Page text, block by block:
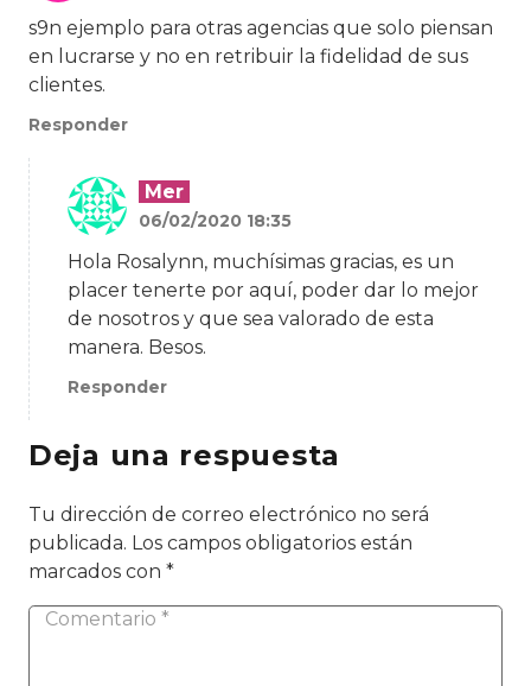
s9n ejemplo para otras agencias que solo piensan
en lucrarse y no en retribuir la fidelidad de sus
clientes.
Responder
Mer
06/02/2020 18:35
Hola Rosalynn, muchísimas gracias, es un
placer tenerte por aquí, poder dar lo mejor
de nosotros y que sea valorado de esta
manera. Besos.
Responder
Deja una respuesta
Tu dirección de correo electrónico no será
publicada. Los campos obligatorios están
marcados con *